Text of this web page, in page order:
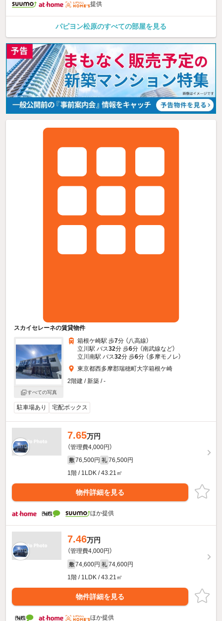
提供
パピヨン松原のすべての部屋を見る
スカイセレーネの賃貸物件
すべての写真
箱根ケ崎駅 歩7分 （八高線）
立川駅 バス32分 歩6分 （南武線など）
立川南駅 バス32分 歩6分 （多摩モノレ）
東京都西多摩郡瑞穂町大字箱根ケ崎
2階建 / 新築 / -
駐車場あり 宅配ボックス
7.65万円
（管理費4,000円）
敷 76,500円 礼 76,500円
1階 / 1LDK / 43.21㎡
物件詳細を見る
ほか提供
7.46万円
（管理費4,000円）
敷 74,600円 礼 74,600円
1階 / 1LDK / 43.21㎡
物件詳細を見る
ほか提供